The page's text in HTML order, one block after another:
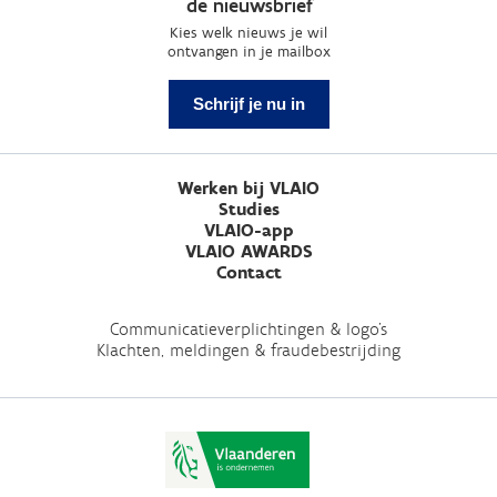
de nieuwsbrief
Kies welk nieuws je wil
ontvangen in je mailbox
Schrijf je nu in
Werken bij VLAIO
Studies
VLAIO-app
VLAIO AWARDS
Contact
Communicatieverplichtingen & logo's
Klachten, meldingen & fraudebestrijding